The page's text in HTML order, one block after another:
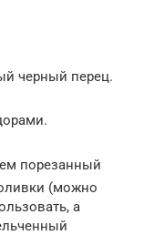
черный перец.
порезанный
(можно
а